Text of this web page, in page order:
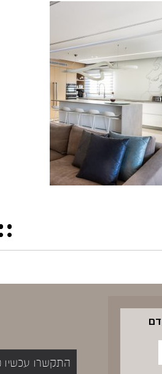
התקשרו עכשיו 052-5535400